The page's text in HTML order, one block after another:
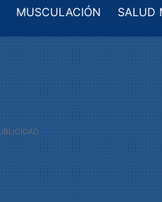
MUSCULACIÓN
SALUD